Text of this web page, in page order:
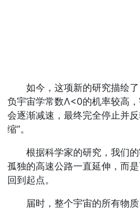
如今，这项新的研究描绘了
负宇宙学常数Λ<0的机率较高
会逐渐减速，最终完全停止并
缩”。
根据科学家的研究，我们的
孤独的高速公路一直延伸，而是
回到起点。
届时，整个宇宙的所有物质